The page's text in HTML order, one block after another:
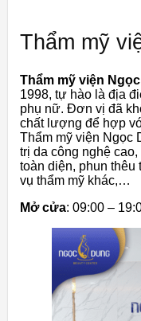
Thẩm mỹ
Thẩm mỹ viện
1998, tự hào là địa
phụ nữ. Đơn vị đã
chất lượng để hợp
Thẩm mỹ viện Ngọc
trị da công nghệ
toàn diện, phun thêu
vụ thẩm mỹ khác,…
Mở cửa: 09:00 –